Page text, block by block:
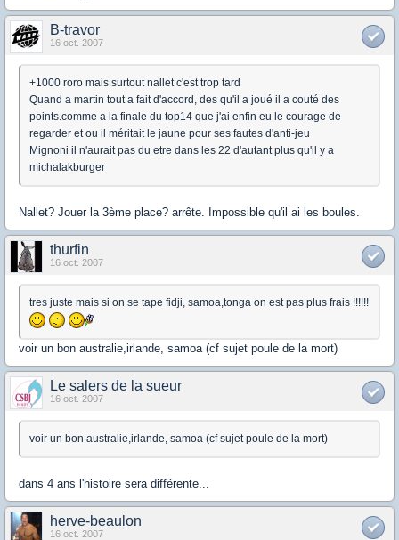
B-travor
16 oct. 2007
+1000 roro mais surtout nallet c'est trop tard
Quand a martin tout a fait d'accord, des qu'il a joué il a couté des
points.comme a la finale du top14 que j'ai enfin eu le courage de
regarder et ou il méritait le jaune pour ses fautes d'anti-jeu
Mignoni il n'aurait pas du etre dans les 22 d'autant plus qu'il y a
michalakburger
Nallet? Jouer la 3ème place? arrête. Impossible qu'il ai les boules.
thurfin
16 oct. 2007
tres juste mais si on se tape fidji, samoa,tonga on est pas plus frais !!!!!!
voir un bon australie,irlande, samoa (cf sujet poule de la mort)
Le salers de la sueur
16 oct. 2007
voir un bon australie,irlande, samoa (cf sujet poule de la mort)
dans 4 ans l'histoire sera différente...
herve-beaulon
16 oct. 2007